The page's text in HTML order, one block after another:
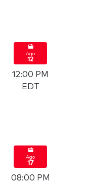
Ago
12
12:00 PM
EDT
Ago
17
08:00 PM